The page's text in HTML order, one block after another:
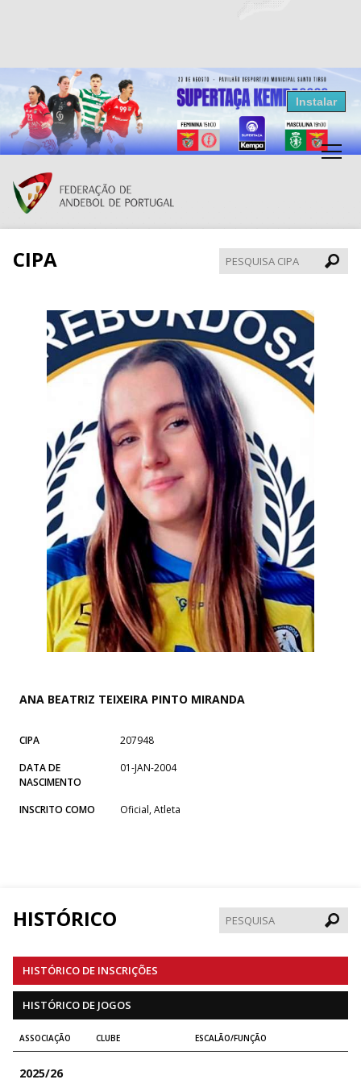
Resultados Andebol
Federação de Andebol de Portugal
Grátis - Disponivel na Play Store
Instalar
CIPA
CIPA
ANA BEATRIZ TEIXEIRA PINTO MIRANDA
CIPA
207948
DATA DE
NASCIMENTO
01-JAN-2004
INSCRITO COMO Oficial, Atleta
HISTÓRICO
HISTÓRICO DE INSCRIÇÕES
HISTÓRICO DE JOGOS
ASSOCIAÇÃO CLUBE ESCALÃO/FUNÇÃO
2025/26